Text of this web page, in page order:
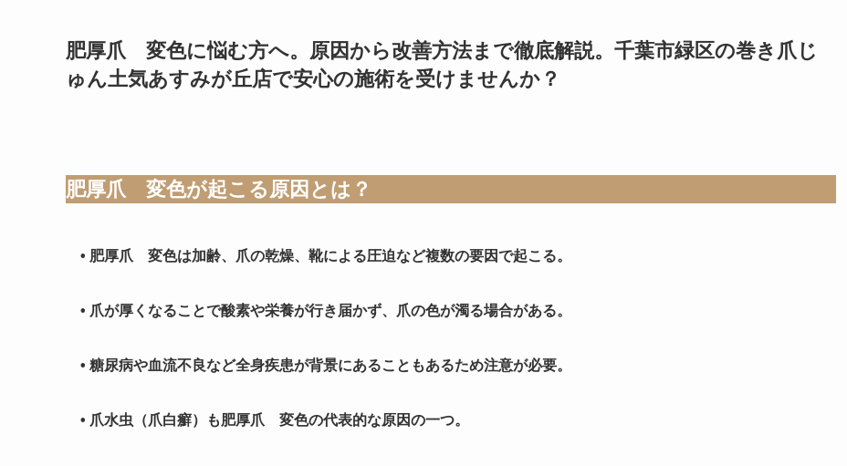
肥厚爪 変色に悩む方へ。原因から改善方法まで徹底解説。千葉市緑区の巻き爪じ
ゅん土気あすみが丘店で安心の施術を受けませんか？
肥厚爪 変色が起こる原因とは？
• 肥厚爪 変色は加齢、爪の乾燥、靴による圧迫など複数の要因で起こる。
• 爪が厚くなることで酸素や栄養が行き届かず、爪の色が濁る場合がある。
• 糖尿病や血流不良など全身疾患が背景にあることもあるため注意が必要。
• 爪水虫（爪白癬）も肥厚爪 変色の代表的な原因の一つ。